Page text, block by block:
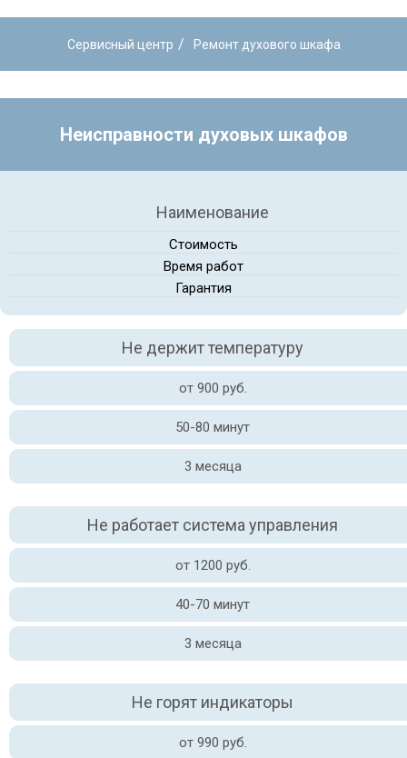
Сервисный центр / Ремонт духового шкафа
Неисправности духовых шкафов
Наименование
Стоимость
Время работ
Гарантия
Не держит температуру
от 900 руб.
50-80 минут
3 месяца
Не работает система управления
от 1200 руб.
40-70 минут
3 месяца
Не горят индикаторы
от 990 руб.